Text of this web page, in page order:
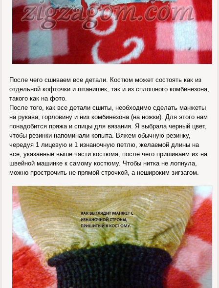
После чего сшиваем все детали. Костюм может состоять как из
отдельной кофточки и штанишек, так и из сплошного комбинезона,
такого как на фото.
После того, как все детали сшиты, необходимо сделать манжеты
на рукава, горловину и низ комбинезона (на ножки). Для этого нам
понадобится пряжа и спицы для вязания. Я выбрала черный цвет,
чтобы резинки напоминали копыта. Вяжем обычную резинку,
чередуя 1 лицевую и 1 изнаночную петлю, желаемой длины на
все, указанные выше части костюма, после чего пришиваем их на
швейной машинке к самому костюму. Чтобы нитка не лопнула,
можно прострочить не прямой строчкой, а нешироким зигзагом.